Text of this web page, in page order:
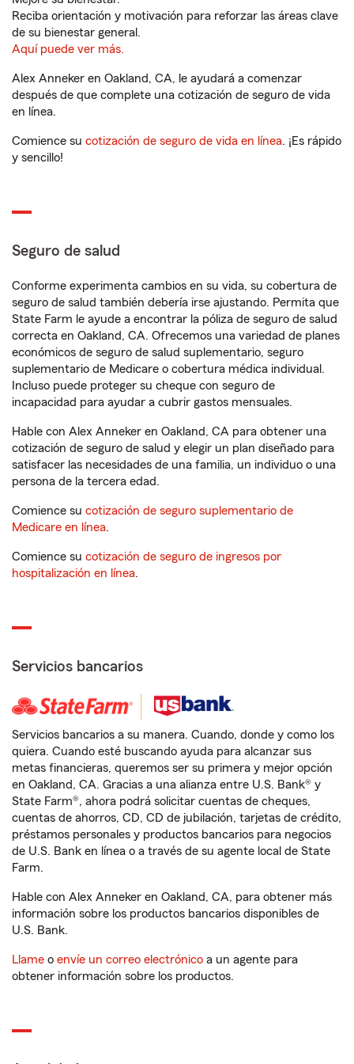
Reciba orientación y motivación para reforzar las áreas clave
de su bienestar general.
Aquí puede ver más.
Alex Anneker en Oakland, CA, le ayudará a comenzar
después de que complete una cotización de seguro de vida
en línea.
Comience su cotización de seguro de vida en línea. ¡Es rápido
y sencillo!
Seguro de salud
Conforme experimenta cambios en su vida, su cobertura de
seguro de salud también debería irse ajustando. Permita que
State Farm le ayude a encontrar la póliza de seguro de salud
correcta en Oakland, CA. Ofrecemos una variedad de planes
económicos de seguro de salud suplementario, seguro
suplementario de Medicare o cobertura médica individual.
Incluso puede proteger su cheque con seguro de
incapacidad para ayudar a cubrir gastos mensuales.
Hable con Alex Anneker en Oakland, CA para obtener una
cotización de seguro de salud y elegir un plan diseñado para
satisfacer las necesidades de una familia, un individuo o una
persona de la tercera edad.
Comience su cotización de seguro suplementario de
Medicare en línea.
Comience su cotización de seguro de ingresos por
hospitalización en línea.
Servicios bancarios
Servicios bancarios a su manera. Cuando, donde y como los
quiera. Cuando esté buscando ayuda para alcanzar sus
metas financieras, queremos ser su primera y mejor opción
en Oakland, CA. Gracias a una alianza entre U.S. Bank® y
State Farm®, ahora podrá solicitar cuentas de cheques,
cuentas de ahorros, CD, CD de jubilación, tarjetas de crédito,
préstamos personales y productos bancarios para negocios
de U.S. Bank en línea o a través de su agente local de State
Farm.
Hable con Alex Anneker en Oakland, CA, para obtener más
información sobre los productos bancarios disponibles de
U.S. Bank.
Llame o envíe un correo electrónico a un agente para
obtener información sobre los productos.